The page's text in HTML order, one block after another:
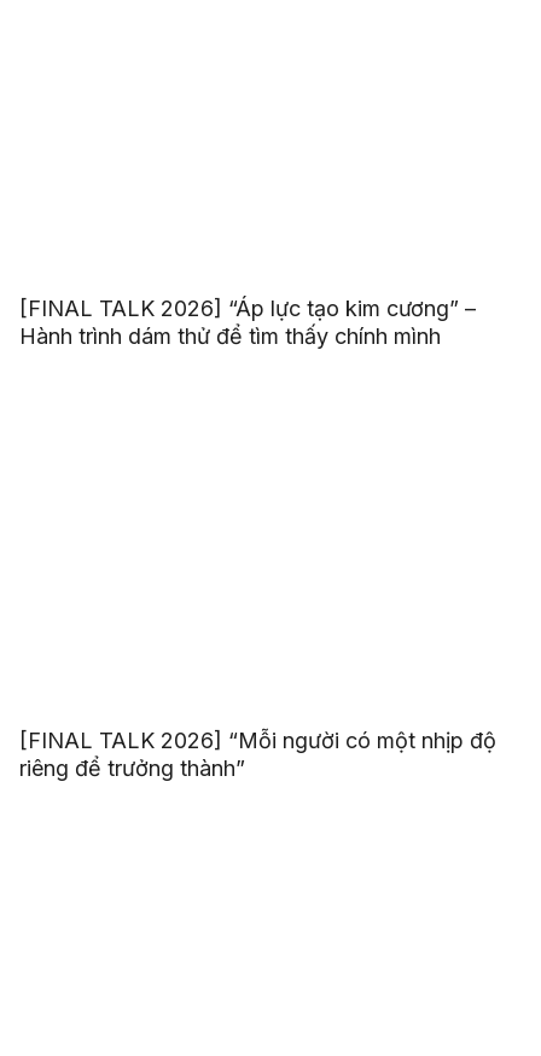
[FINAL TALK 2026] “Áp lực tạo kim cương” –
Hành trình dám thử để tìm thấy chính mình
[FINAL TALK 2026] “Mỗi người có một nhịp độ
riêng để trưởng thành”